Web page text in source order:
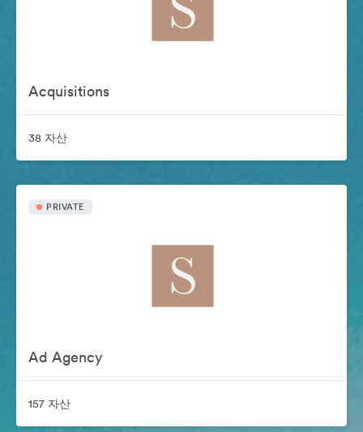
Acquisitions
38 자산
PRIVATE
Ad Agency
157 자산